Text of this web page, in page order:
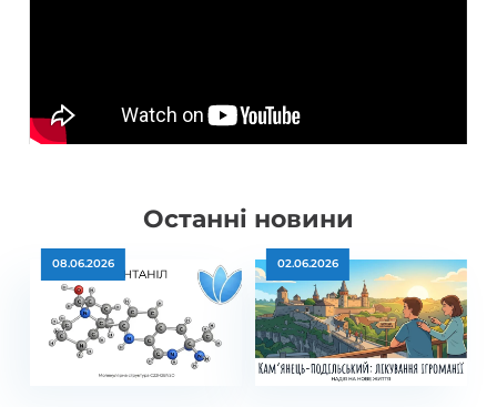
Останні новини
08.06.2026 02.06.2026